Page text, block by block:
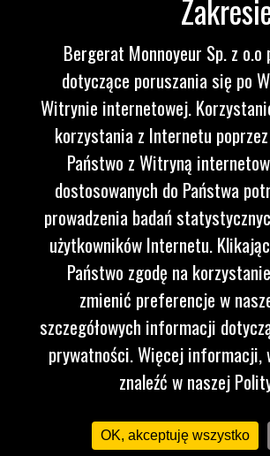
zachowania do 15% większej ilości
szczególnie w przypadku pracy na
Bergerat Monnoyeur Sp. z
dotyczące poruszania się po
Witrynie internetowej.
korzystania z Internetu
Państwo z Witryną
dostosowanych do Państwa
prowadzenia badań
użytkowników Internetu.
Państwo zgodę na
zmienić preferencje w
szczegółowych informacji
prywatności. Więcej informacji,
znaleźć w naszej
OK, akceptuję wszystko